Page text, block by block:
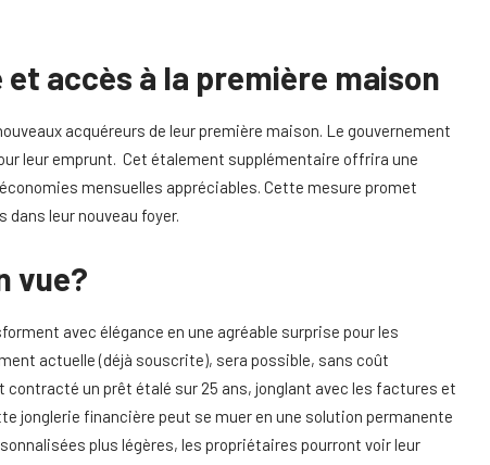
accès à la première maison
acquéreurs de leur première maison. Le gouvernement
leur emprunt. Cet étalement supplémentaire offrira une
mensuelles appréciables. Cette mesure promet
dans leur nouveau foyer.
vue?
avec élégance en une agréable surprise pour les
actuelle (déjà souscrite), sera possible, sans coût
un prêt étalé sur 25 ans, jonglant avec les factures et
jonglerie financière peut se muer en une solution permanente
plus légères, les propriétaires pourront voir leur